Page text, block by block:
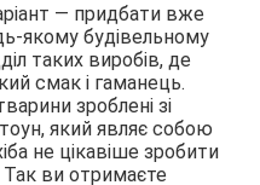
— придбати вже
якому будівельному
таких виробів, де
смак і гаманець.
зроблені зі
який являє собою
не цікавіше зробити
ви отримаєте